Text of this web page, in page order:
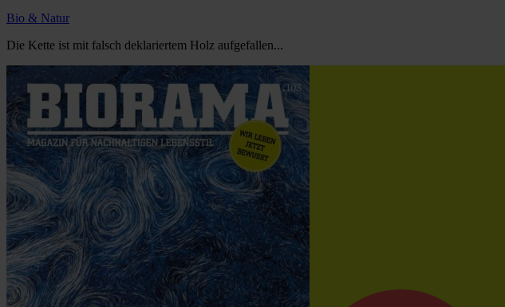
Bio & Natur
Die Kette ist mit falsch deklariertem Holz aufgefallen...